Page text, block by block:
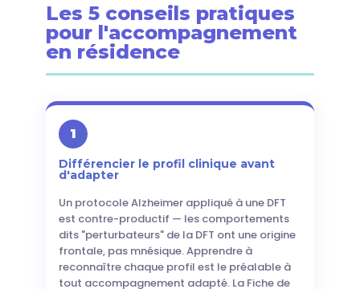
Les 5 conseils pratiques
pour l'accompagnement
en résidence
1
Différencier le profil clinique avant
d'adapter
Un protocole Alzheimer appliqué à une DFT
est contre-productif — les comportements
dits "perturbateurs" de la DFT ont une origine
frontale, pas mnésique. Apprendre à
reconnaître chaque profil est le préalable à
tout accompagnement adapté. La Fiche de